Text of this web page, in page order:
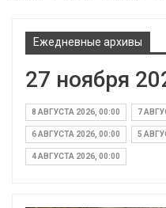
Ежедневные архивы
27 ноября
8 АВГУСТА 2026, 00:00 7
6 АВГУСТА 2026, 00:00 5
4 АВГУСТА 2026, 00:00